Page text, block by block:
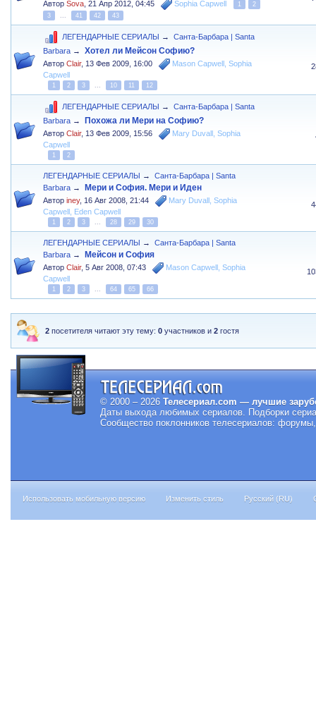
АвторSova ,21 Апр 2012, 04:45 Sophia Capwell 1
2
3
... 41 42 43
ЛЕГЕНДАРНЫЕ СЕРИАЛЫ →
Санта-Барбара | Santa
Barbara → Хотел ли Мейсон Софию?
АвторClair, 13 Фев 2009, 16:00 Mason Capwell ,Sophia
Capwell
1 2 3 ... 10 11 12
ЛЕГЕНДАРНЫЕ СЕРИАЛЫ →
Санта-Барбара | Santa
Barbara → Похожа ли Мери на Софию?
АвторClair, 13 Фев 2009, 15:56 Mary Duvall ,Sophia
Capwell
1 2
ЛЕГЕНДАРНЫЕ СЕРИАЛЫ →
Санта-Барбара | Santa
Barbara → Мери и София. Мери и Иден
Авторiney, 16 Авг 2008, 21:44 Mary Duvall ,Sophia
Capwell Eden Capwell
1 2 3 ... 28 29 30
ЛЕГЕНДАРНЫЕ СЕРИАЛЫ →
Санта-Барбара | Santa
Barbara → Мейсон и София
АвторClair,5 Авг 2008, 07:43 Mason Capwell ,Sophia
Capwell
1 2 3 ... 64 65 66
2 посетителя читают эту тему:0 участников и2 гостя
© 2000 – 2026 Телесериал.com — лучшие
Даты выхода любимых сериалов. Подборки
Сообщество поклонников телесериалов:
Использовать мобильную версию Изменить стиль Русский (RU)